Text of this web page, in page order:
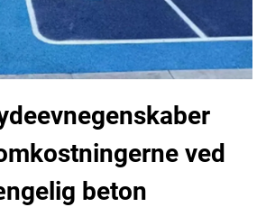
ved
beton